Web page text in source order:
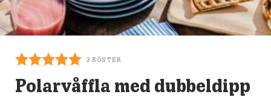
3 RÖSTER
Polarvåffla med dubbeldipp